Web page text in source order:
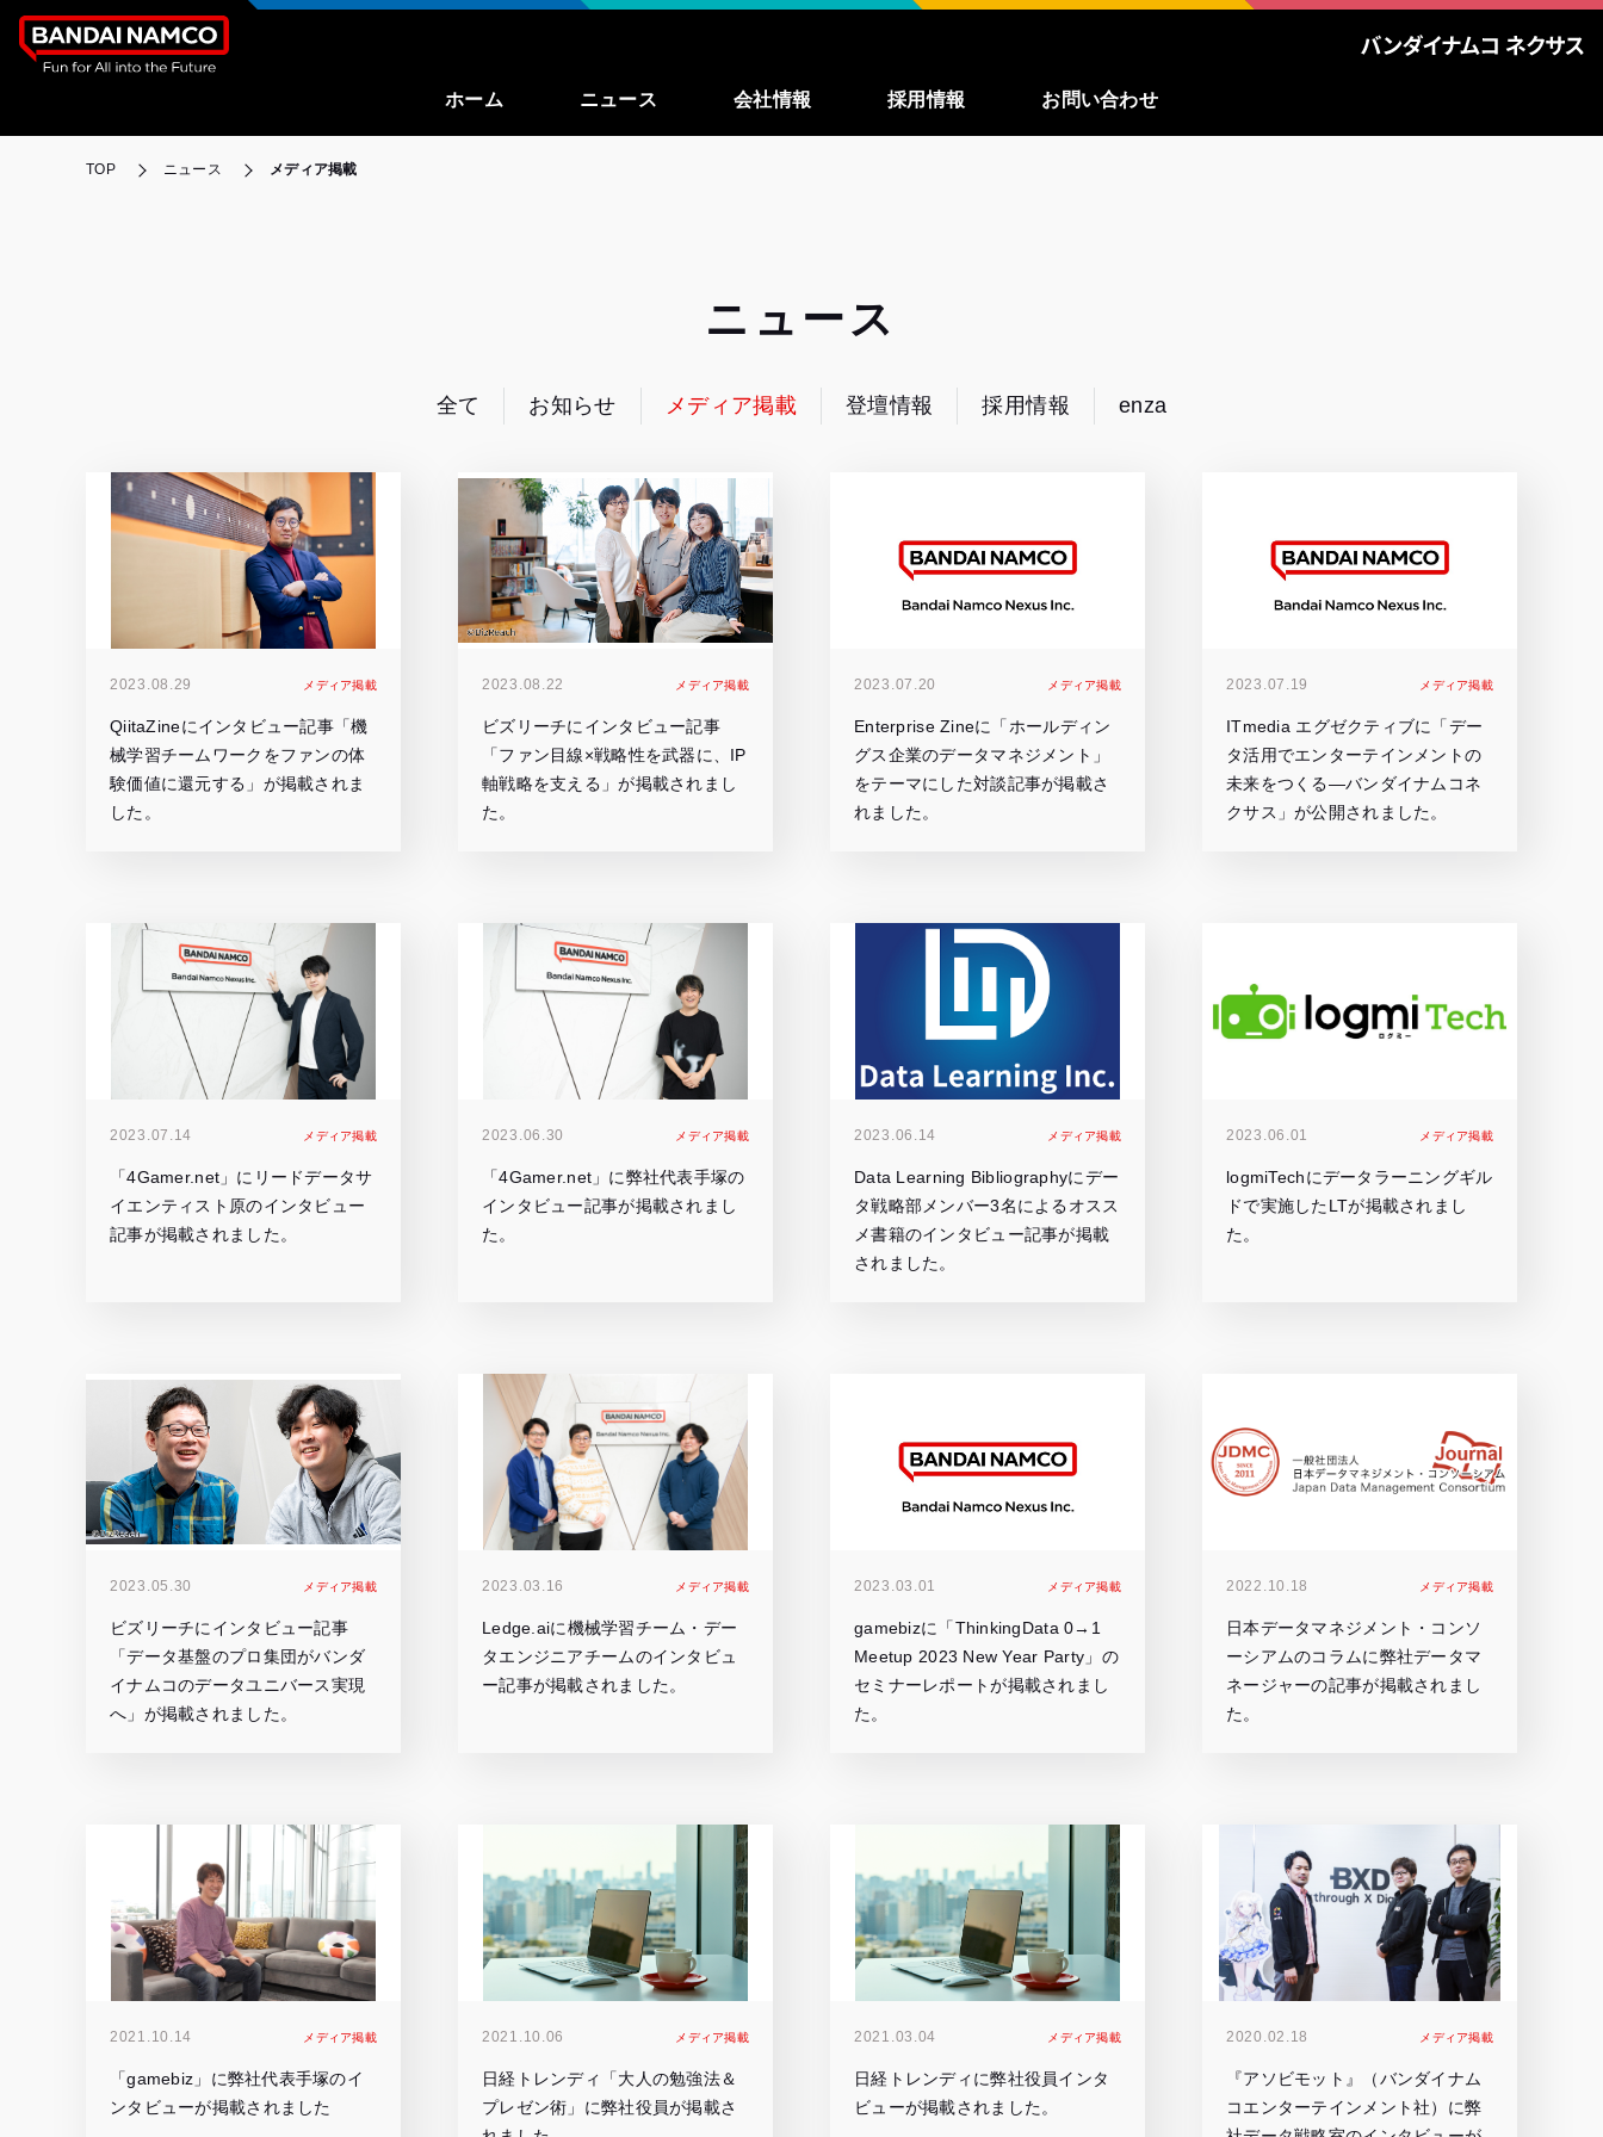
ホーム ニュース 会社情報 採用情報
働く環境
よくある質問
ま
す）
お問い合わせ
TOP ニュース メディア掲載
ニュース
全て お知らせ メディア掲載 登壇情報 採用情報 enza
2023.08.29 メディア掲載
QiitaZineにインタビュー記事「機
械学習チームワークをファンの体
験価値に還元する」が掲載されま
した。
2023.08.22 メディア掲載
ビズリーチにインタビュー記事
「ファン目線×戦略性を武器に、IP
軸戦略を支える」が掲載されまし
た。
2023.07.20 メディア掲載
Enterprise Zineに「ホールディン
グス企業のデータマネジメント」
をテーマにした対談記事が掲載さ
れました。
2023.07.19 メディア掲載
ITmedia エグゼクティブに「デー
タ活用でエンターテインメントの
未来をつくる―バンダイナムコネ
クサス」が公開されました。
2023.07.14 メディア掲載
「4Gamer.net」にリードデータサ
イエンティスト原のインタビュー
記事が掲載されました。
2023.06.30 メディア掲載
「4Gamer.net」に弊社代表手塚の
インタビュー記事が掲載されまし
た。
2023.06.14 メディア掲載
Data Learning Bibliographyにデー
タ戦略部メンバー3名によるオスス
メ書籍のインタビュー記事が掲載
されました。
2023.06.01 メディア掲載
logmiTechにデータラーニングギル
ドで実施したLTが掲載されまし
た。
2023.05.30 メディア掲載
ビズリーチにインタビュー記事
「データ基盤のプロ集団がバンダ
イナムコのデータユニバース実現
へ」が掲載されました。
2023.03.16 メディア掲載
Ledge.aiに機械学習チーム・デー
タエンジニアチームのインタビュ
ー記事が掲載されました。
2023.03.01 メディア掲載
gamebizに「ThinkingData 0→1
Meetup 2023 New Year Party」の
セミナーレポートが掲載されまし
た。
2022.10.18 メディア掲載
日本データマネジメント・コンソ
ーシアムのコラムに弊社データマ
ネージャーの記事が掲載されまし
た。
2021.10.14 メディア掲載
「gamebiz」に弊社代表手塚のイ
ンタビューが掲載されました
2021.10.06 メディア掲載
日経トレンディ「大人の勉強法＆
プレゼン術」に弊社役員が掲載さ
2021.03.04 メディア掲載
日経トレンディに弊社役員インタ
ビューが掲載されました。
2020.02.18 メディア掲載
『アソビモット』（バンダイナム
コエンターテインメント社）に弊